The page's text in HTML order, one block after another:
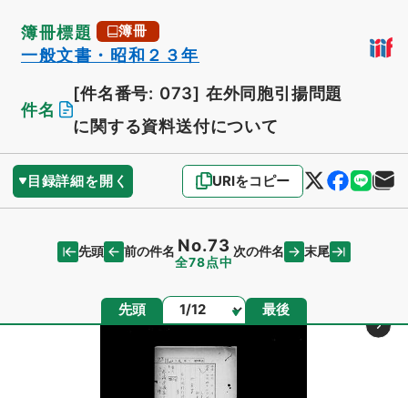
簿冊標題 簿冊
一般文書・昭和２３年
件名
[件名番号: 073] 在外同胞引揚問題
に関する資料送付について
目録詳細を開く URIをコピー
先頭 前の件名 No.73
全78点中
次の件名 末尾
先頭 ページ 最後